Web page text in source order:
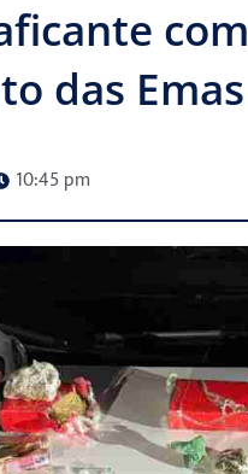
das Emas
10:45 pm